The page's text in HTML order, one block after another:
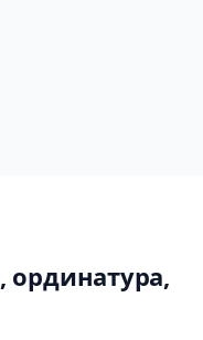
ординатура,